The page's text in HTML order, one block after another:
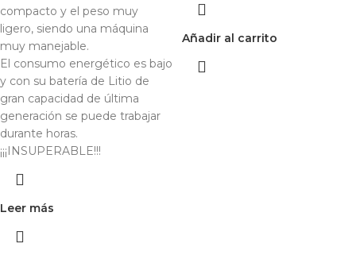
compacto y el peso muy
ligero, siendo una máquina
muy manejable.
El consumo energético es bajo
y con su batería de Litio de
gran capacidad de última
generación se puede trabajar
durante horas.
¡¡¡INSUPERABLE!!!
Leer más
Añadir al carrito